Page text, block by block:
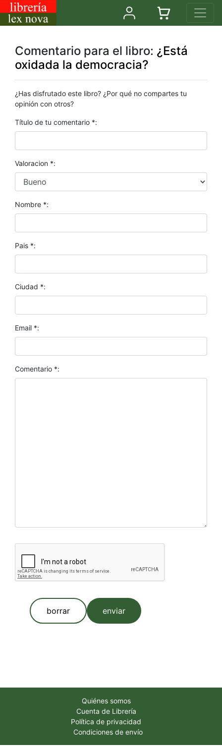
Comentario para el libro: ¿Está
oxidada la democracia?
¿Has disfrutado este libro? ¿Por qué no compartes tu
opinión con otros?
Título de tu comentario *:
Valoracion *:
Nombre *:
Pais *:
Ciudad *:
Email *:
Comentario *:
borrar enviar
Quiénes somos
Cuenta de Librería
Política de privacidad
Condiciones de envío